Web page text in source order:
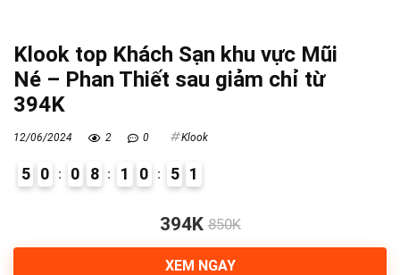
Klook top Khách Sạn khu vực Mũi
Né – Phan Thiết sau giảm chỉ từ
394K
12/06/2024 2 0 Klook
5 0 0 8 1 0 5 1
394K 850K
XEM NGAY